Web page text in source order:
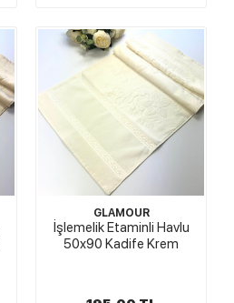
GLAMOUR
İşlemelik Etaminli Havlu
50x90 Kadife Krem